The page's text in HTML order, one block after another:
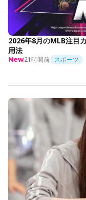
2026年8月のMLB注目
用法
New21時間前 スポーツ